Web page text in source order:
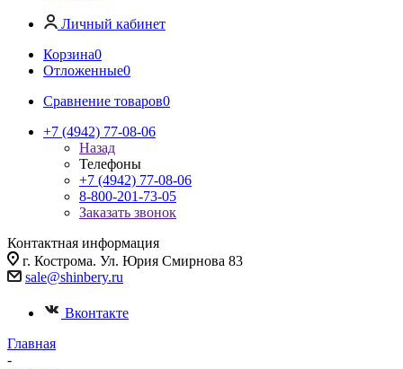
Личный кабинет
Корзина0
Отложенные0
Сравнение товаров0
+7 (4942) 77-08-06
Назад
Телефоны
+7 (4942) 77-08-06
8-800-201-73-05
Заказать звонок
Контактная информация
г. Кострома. Ул. Юрия Смирнова 83
sale@shinbery.ru
Вконтакте
Главная
-